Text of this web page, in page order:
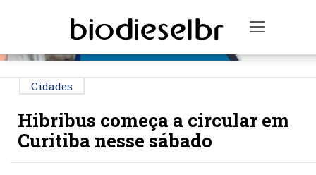
Toggle
Cidades
Hibribus começa a circular em
Curitiba nesse sábado